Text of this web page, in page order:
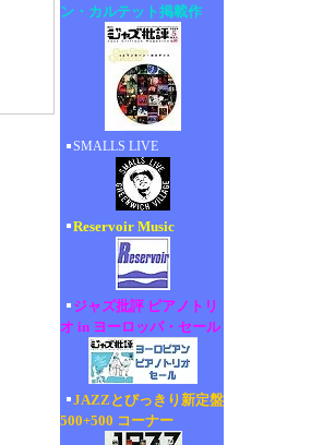
ン・カルテット掲載作
SMALLS LIVE
Reservoir Music
ジャズ批評 ピアノトリ
オ in ヨーロッパ・セール
JAZZとびっきり新定盤
500+500 コーナー